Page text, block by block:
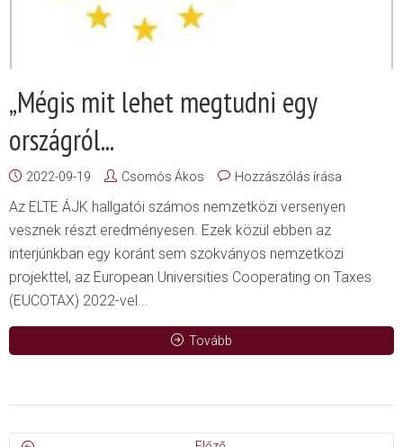
„Mégis mit lehet megtudni egy
országról...
2022-09-19 Csomós Ákos Hozzászólás írása
Az ELTE ÁJK hallgatói számos nemzetközi versenyen
vesznek részt eredményesen. Ezek közül ebben az
interjúnkban egy koránt sem szokványos nemzetközi
projekttel, az European Universities Cooperating on Taxes
(EUCOTAX) 2022-vel...
Tovább